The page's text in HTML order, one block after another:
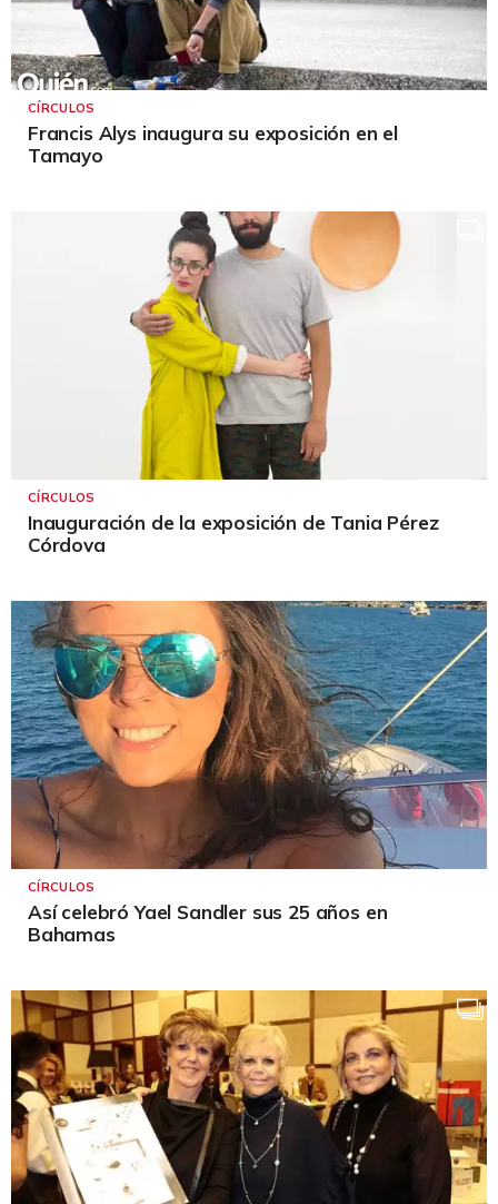
CÍRCULOS
Francis Alys inaugura su exposición en el
Tamayo
CÍRCULOS
Inauguración de la exposición de Tania Pérez
Córdova
CÍRCULOS
Así celebró Yael Sandler sus 25 años en
Bahamas